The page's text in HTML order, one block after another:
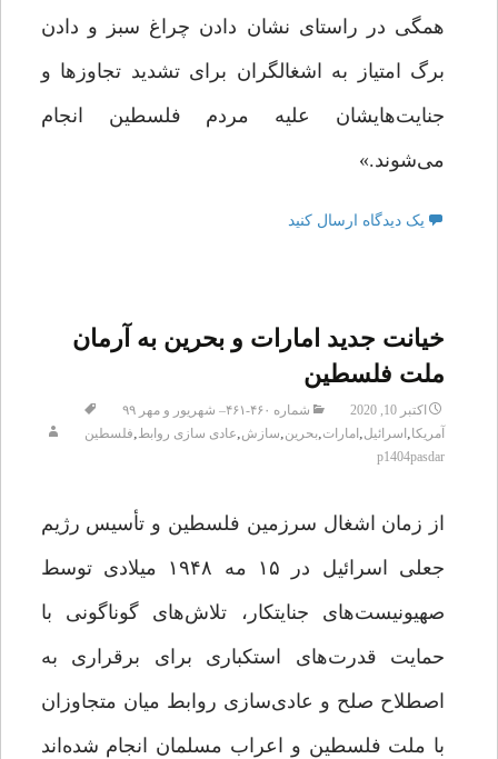
همگی در راستای نشان دادن چراغ سبز و دادن
برگ امتیاز به اشغالگران برای تشدید تجاوزها و
جنایت‌هایشان علیه مردم فلسطین انجام
می‌شوند.»
یک دیدگاه ارسال کنید
خیانت جدید امارات و بحرین به آرمان
ملت فلسطین
اکتبر 10, 2020
شماره ۴۶۰-۴۶۱– شهریور و مهر ۹۹
آمریکا, اسرائیل, امارات,بحرین,سازش,عادی سازی روابط,فلسطین
p1404pasdar
از زمان اشغال سرزمین فلسطین و تأسیس رژیم
جعلی اسرائیل در ۱۵ مه ۱۹۴۸ میلادی توسط
صهیونیست‌های جنایتکار، تلاش‌های گوناگونی با
حمایت قدرت‌های استکباری برای برقراری به
اصطلاح صلح و عادی‌سازی روابط میان متجاوزان
با ملت فلسطین و اعراب مسلمان انجام شده‌اند